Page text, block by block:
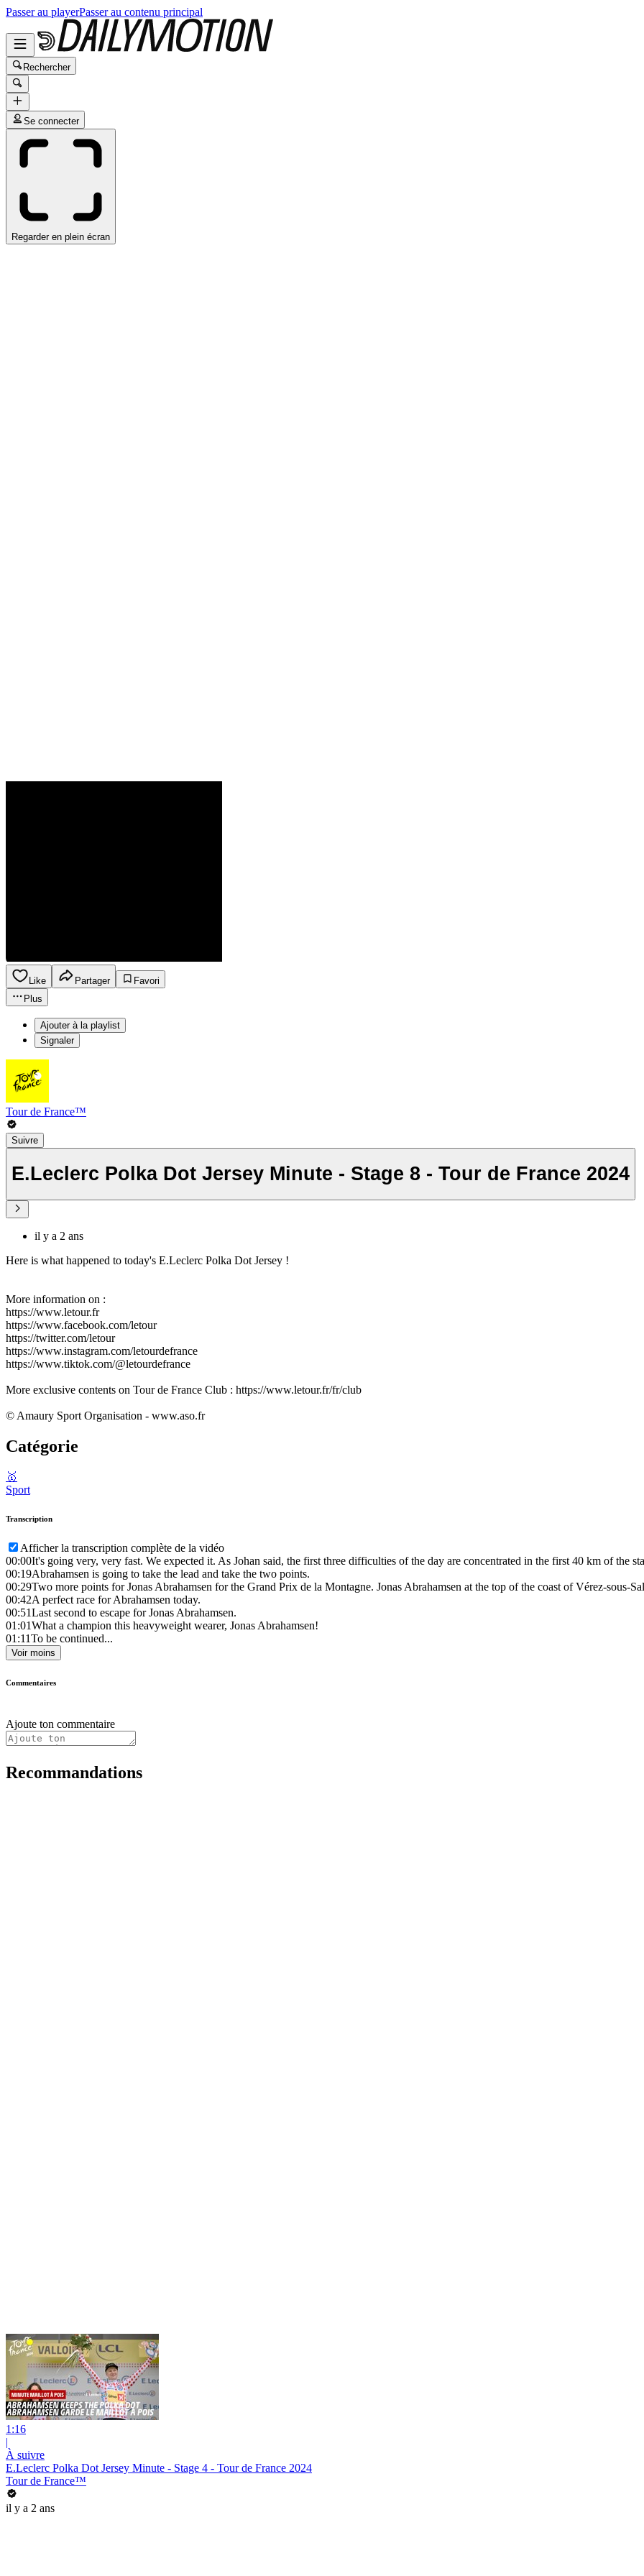
Passer au playerPasser au contenu principal
Rechercher
Se connecter
Regarder en plein écran
Like Partager
Favori
Plus
Ajouter à la playlist
Signaler
Tour de France™
Suivre
E.Leclerc Polka Dot Jersey Minute - Stage 8 - Tour de France 2024
il y a 2 ans
Here is what happened to today's E.Leclerc Polka Dot Jersey !
More information on :
https://www.letour.fr
https://www.facebook.com/letour
https://twitter.com/letour
https://www.instagram.com/letourdefrance
https://www.tiktok.com/@letourdefrance
More exclusive contents on Tour de France Club : https://www.letour.fr/fr/club
© Amaury Sport Organisation - www.aso.fr
Catégorie
🥇
Sport
Transcription
Afficher la transcription complète de la vidéo
00:00It's going very, very fast. We expected it. As Johan said, the first three difficulties of the day are concentrated in the first 40 km of the
00:19Abrahamsen is going to take the lead and take the two points.
00:29Two more points for Jonas Abrahamsen for the Grand Prix de la Montagne. Jonas Abrahamsen at the top of the coast of Vérez-sous-
00:42A perfect race for Abrahamsen today.
00:51Last second to escape for Jonas Abrahamsen.
01:01What a champion this heavyweight wearer, Jonas Abrahamsen!
01:11To be continued...
Voir moins
Commentaires
Ajoute ton commentaire
Recommandations
1:16
|
À suivre
E.Leclerc Polka Dot Jersey Minute - Stage 4 - Tour de France 2024
Tour de France™
il y a 2 ans